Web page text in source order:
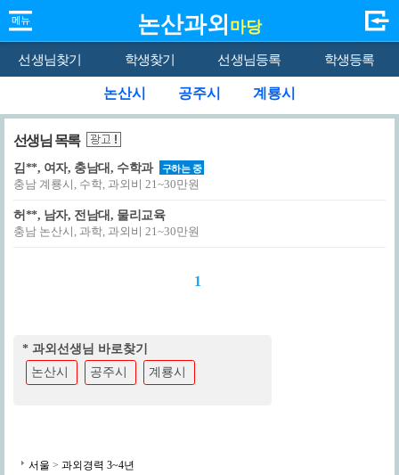
논산과외 마당
선생님찾기 학생찾기 선생님등록 학생등록
논산시 공주시 계룡시
선생님 목록
김**, 여자, 충남대, 수학과 구하는 중
충남 계룡시, 수학, 과외비 21~30만원
허**, 남자, 전남대, 물리교육
충남 논산시, 과학, 과외비 21~30만원
1
* 과외선생님 바로찾기
논산시
공주시 계룡시
서울 > 과외경력 3~4년